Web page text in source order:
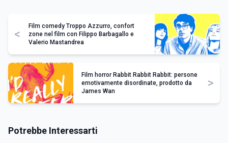
<
Film comedy Troppo Azzurro, confort
zone nel film con Filippo Barbagallo e
Valerio Mastandrea
Film horror Rabbit Rabbit Rabbit: persone
emotivamente disordinate, prodotto da
James Wan
>
Potrebbe Interessarti